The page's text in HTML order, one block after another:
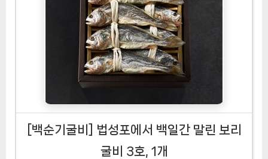
[백순기굴비] 법성포에서 백일간 말린 보리
굴비 3호, 1개